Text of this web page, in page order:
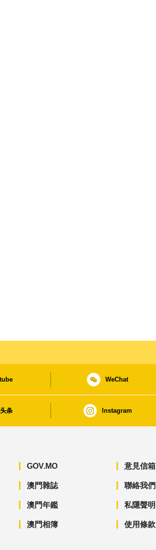
WeChat
条 Instagram
GOV.MO
澳門雜誌
澳門年鑑
澳門相簿
意見信箱
聯絡我們
私隱聲明
使用條款